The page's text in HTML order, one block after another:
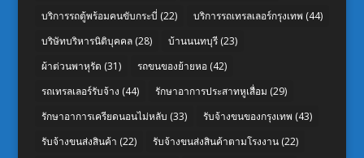
บริการรถตู้พร้อมคนขับกระบี่ (22) บริการรถเทรลเลอร์กรุงเทพ (44)
บริษัทบริหารนิติบุคคล(28) บ้านนนทบุรี(23)
ผ้าต่วนพาหุรัด (31) รถขนของย้ายหอ(42)
รถเทรลเลอร์รับจ้าง (44) รักษาอาการประสาทหูเสื่อม (29)
รักษาอาการเครียดนอนไม่หลับ (33) รับจ้างขนของกรุงเทพ (43)
รับจ้างขนส่งสินค้า (22) รับจ้างขนส่งสินค้าตามโรงงาน(22)